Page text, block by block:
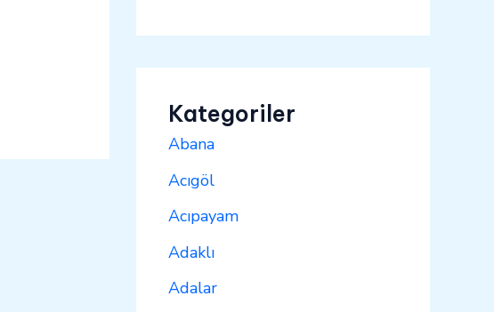
Kategoriler
Abana
Acıgöl
Acıpayam
Adaklı
Adalar